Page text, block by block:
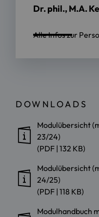
Dr. phil., M.A.
Alle Infos zur
DOWNLOADS
Modulübersicht
23/24)
(PDF | 132 KB)
Modulübersicht
24/25)
(PDF | 118 KB)
Modulhandbuch